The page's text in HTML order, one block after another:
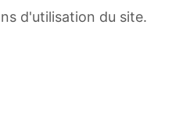
d'utilisation du site.